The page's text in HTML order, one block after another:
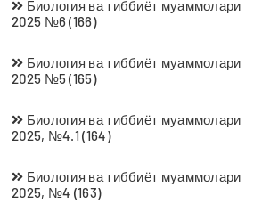
Биология ва тиббиёт муаммолари
2025 №6 (166)
Биология ва тиббиёт муаммолари
2025 №5 (165)
Биология ва тиббиёт муаммолари
2025, №4.1 (164)
Биология ва тиббиёт муаммолари
2025, №4 (163)